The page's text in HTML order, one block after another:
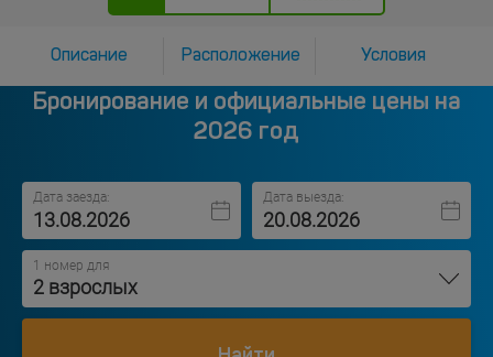
Описание Расположение Условия
Бронирование и официальные цены на
2026 год
Дата заезда: Дата выезда:
1 номер для
2 взрослых